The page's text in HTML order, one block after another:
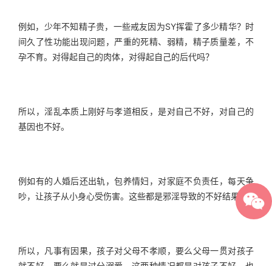
例如，少年不知精子贵，一些戒友因为SY挥霍了多少精华？时
间久了性功能出现问题，严重的死精、弱精，精子质量差，不
孕不育。对得起自己的肉体，对得起自己的后代吗？
所以，淫乱本质上刚好与孝道相反，是对自己不好，对自己的
基因也不好。
例如有的人婚后还出轨，包养情妇，对家庭不负责任，每天争
吵，让孩子从小身心受伤害。这些都是邪淫导致的不好结果。
所以，凡事有因果，孩子对父母不孝顺，要么父母一贯对孩子